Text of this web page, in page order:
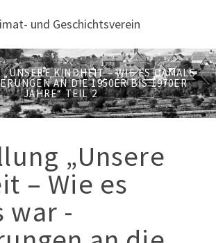
und Geschichtsverein
KINDHEIT – WIE ES DAMALS
AN DIE 1950ER BIS 1970ER
JAHRE“ TEIL 2
„Unsere
– Wie es
war -